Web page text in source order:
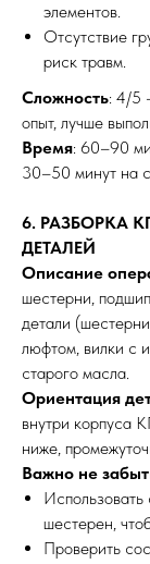
элементов.
Отсутствие
риск травм.
Сложность: 4/5
опыт, лучше
Время: 60–90
30–50 минут на
6. РАЗБОРКА
ДЕТАЛЕЙ
Описание
шестерни,
детали
люфтом, вилки с
старого масла.
Ориентация
внутри корпуса
ниже,
Важно не
шестерен,
Проверить